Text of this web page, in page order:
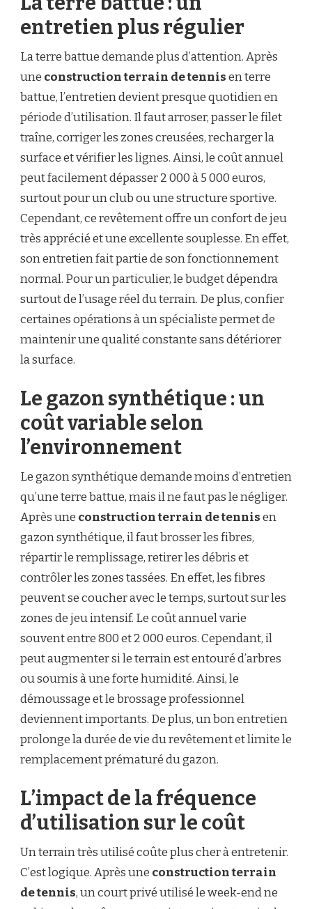
entretien plus régulier
La terre battue demande plus d’attention. Après
une construction terrain de tennisen terre
battue, l’entretien devient presque quotidien en
période d’utilisation. Il faut arroser, passer le filet
traîne, corriger les zones creusées, recharger la
surface et vérifier les lignes. Ainsi, le coût annuel
peut facilement dépasser 2 000 à 5 000 euros,
surtout pour un club ou une structure sportive.
Cependant, ce revêtement offre un confort de jeu
très apprécié et une excellente souplesse. En effet,
son entretien fait partie de son fonctionnement
normal. Pour un particulier, le budget dépendra
surtout de l’usage réel du terrain. De plus, confier
certaines opérations à un spécialiste permet de
maintenir une qualité constante sans détériorer
la surface.
Le gazon synthétique : un
coût variable selon
l’environnement
Le gazon synthétique demande moins d’entretien
qu’une terre battue, mais il ne faut pas le négliger.
Après une construction terrain de tennisen
gazon synthétique, il faut brosser les fibres,
répartir le remplissage, retirer les débris et
contrôler les zones tassées. En effet, les fibres
peuvent se coucher avec le temps, surtout sur les
zones de jeu intensif. Le coût annuel varie
souvent entre 800 et 2 000 euros. Cependant, il
peut augmenter si le terrain est entouré d’arbres
ou soumis à une forte humidité. Ainsi, le
démoussage et le brossage professionnel
deviennent importants. De plus, un bon entretien
prolonge la durée de vie du revêtement et limite le
remplacement prématuré du gazon.
L’impact de la fréquence
d’utilisation sur le coût
Un terrain très utilisé coûte plus cher à entretenir.
C’est logique. Après une construction terrain
de tennis, un court privé utilisé le week-end ne